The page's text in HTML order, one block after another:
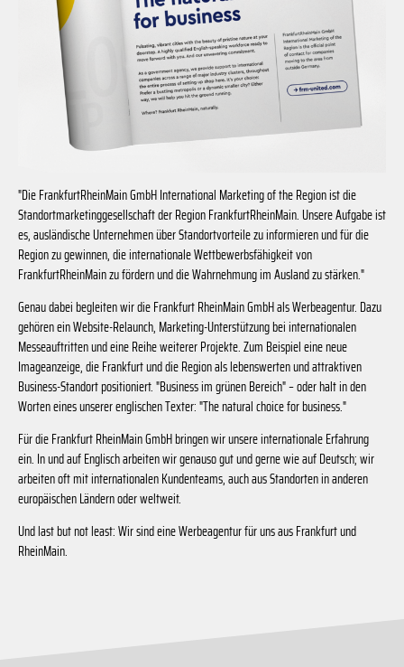
"Die FrankfurtRheinMain GmbH International Marketing of the Region ist die
Standortmarketinggesellschaft der Region FrankfurtRheinMain. Unsere Aufgabe ist
es, ausländische Unternehmen über Standortvorteile zu informieren und für die
Region zu gewinnen, die internationale Wettbewerbsfähigkeit von
FrankfurtRheinMain zu fördern und die Wahrnehmung im Ausland zu stärken."
Genau dabei begleiten wir die Frankfurt RheinMain GmbH als Werbeagentur. Dazu
gehören ein Website-Relaunch, Marketing-Unterstützung bei internationalen
Messeauftritten und eine Reihe weiterer Projekte. Zum Beispiel eine neue
Imageanzeige, die Frankfurt und die Region als lebenswerten und attraktiven
Business-Standort positioniert. "Business im grünen Bereich" – oder halt in den
Worten eines unserer englischen Texter: "The natural choice for business."
Für die Frankfurt RheinMain GmbH bringen wir unsere internationale Erfahrung
ein. In und auf Englisch arbeiten wir genauso gut und gerne wie auf Deutsch; wir
arbeiten oft mit internationalen Kundenteams, auch aus Standorten in anderen
europäischen Ländern oder weltweit.
Und last but not least: Wir sind eine Werbeagentur für uns aus Frankfurt und
RheinMain.